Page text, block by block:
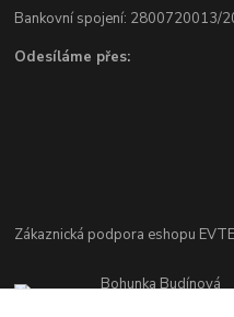
Bankovní spojení: 2800720013/
Odesíláme přes:
Zákaznická podpora eshopu
Bohunka Budínová